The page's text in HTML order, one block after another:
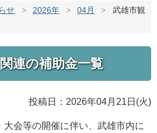
せ > 2026年 > 04月 >
武雄市観
連の補助金一覧
投稿日：2026年04月21日(火)
会等の開催に伴い、武雄市内に